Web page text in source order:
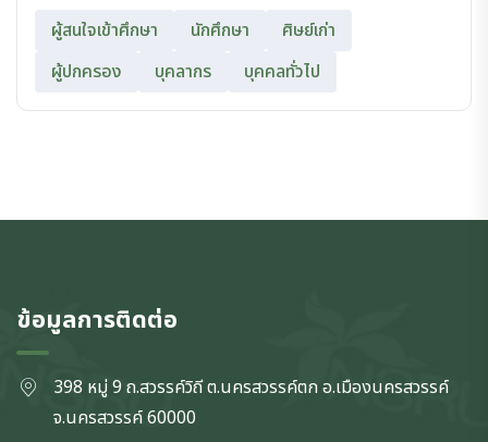
ผู้สนใจเข้าศึกษา นักศึกษา
ศิษย์เก่า
ผู้ปกครอง
บุคลากร บุคคลทั่วไป
ข้อมูลการติดต่อ
398 หมู่ 9 ถ.สวรรค์วิถี ต.นครสวรรค์ตก อ.เมืองนครสวรรค์
จ.นครสวรรค์60000